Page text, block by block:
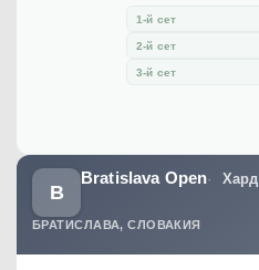
1-й сет
2-й сет
3-й сет
B
Bratislava Open Хард
БРАТИСЛАВА, СЛОВАКИЯ